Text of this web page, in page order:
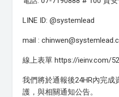
LINE ID: @systemlead
mail :
線上表單 https://ieinv.com/
我們將於通報後24HR內完
護，與相關通知公告。